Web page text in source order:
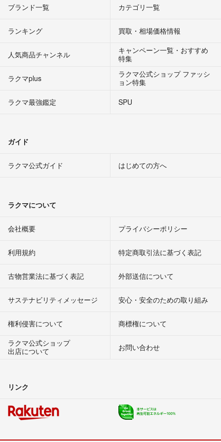
ブランド一覧 カテゴリ一覧
ランキング 買取・相場価格情報
人気商品チャンネル
キャンペーン一覧・おすすめ
特集
ラクマplus
ラクマ公式ショップ ファッシ
ョン特集
ラクマ最強鑑定
SPU
ガイド
ラクマ公式ガイド はじめての方へ
ラクマについて
会社概要 プライバシーポリシー
利用規約 特定商取引法に基づく表記
古物営業法に基づく表記 外部送信について
サステナビリティメッセージ 安心・安全のための取り組み
権利侵害について
商標権について
ラクマ公式ショップ
出店について
お問い合わせ
リンク